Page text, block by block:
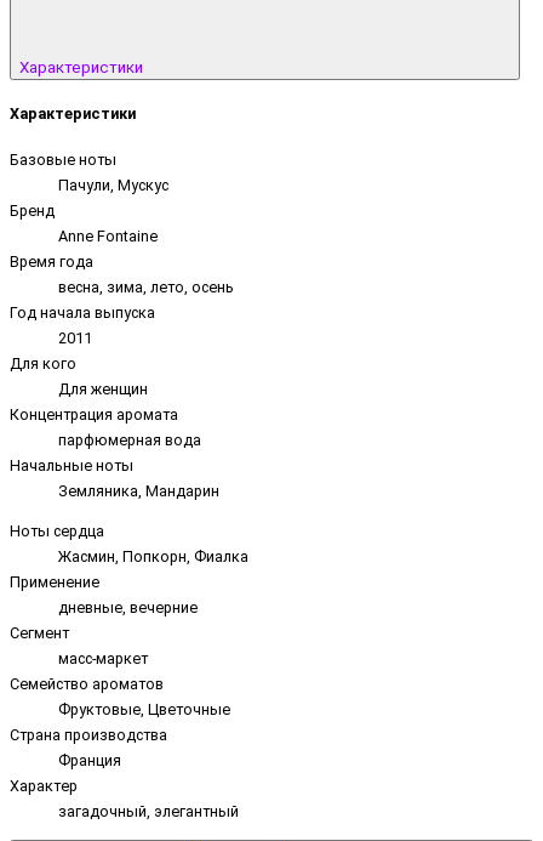
Характеристики
Характеристики
Базовые ноты
Пачули, Мускус
Бренд
Anne Fontaine
Время года
весна, зима, лето, осень
Год начала выпуска
2011
Для кого
Для женщин
Концентрация аромата
парфюмерная вода
Начальные ноты
Земляника, Мандарин
Ноты сердца
Жасмин, Попкорн, Фиалка
Применение
дневные, вечерние
Сегмент
масс-маркет
Семейство ароматов
Фруктовые, Цветочные
Страна производства
Франция
Характер
загадочный, элегантный